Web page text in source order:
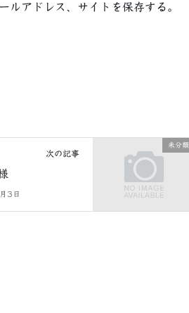
ルアドレス、サイトを保存する。
未分類
次の記事
3日